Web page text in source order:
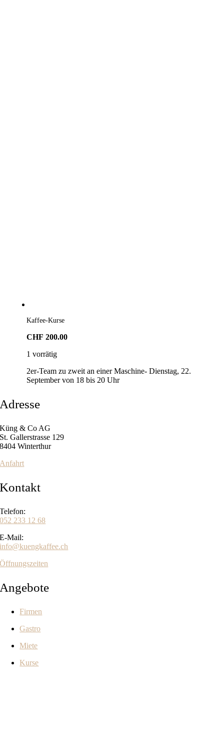
Kaffee-Kurse
CHF 200.00
1 vorrätig
2er-Team zu zweit an einer Maschine- Dienstag, 22.
September von 18 bis 20 Uhr
Adresse
Küng & Co AG
St. Gallerstrasse 129
8404 Winterthur
Anfahrt
Kontakt
Telefon:
052 233 12 68
E-Mail:
info@kuengkaffee.ch
Öffnungszeiten
Angebote
Firmen
Gastro
Miete
Kurse